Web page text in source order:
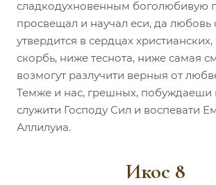
сладкодухновенным боголюбивую
просвещал и научал еси, да любовь
утвердится в сердцах
скорбь, ниже теснота, ниже самая
возмогут разлучити верныя от
Темже и нас, грешных, побуждаеши
служити Господу Сил и воспевати
Аллилуиа.
Икос 8